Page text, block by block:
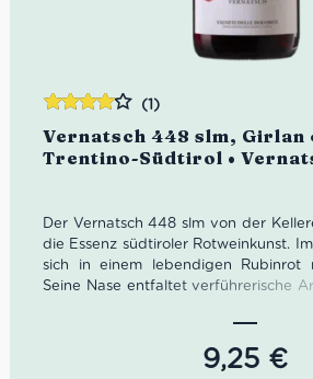
Vernatsch 448 slm, Girlan
Trentino-Südtirol •
(1)
Der Vernatsch 448 slm von der
die Essenz südtiroler Rotweinkunst.
sich in einem lebendigen Rubinrot
Seine Nase entfaltet verführerische
Gewürznoten. Am Gaumen
seiner fruchtbetonten, vitalen
samtig-geschmeidigen
9,25 €
Bewertet
mit4.00
von 5